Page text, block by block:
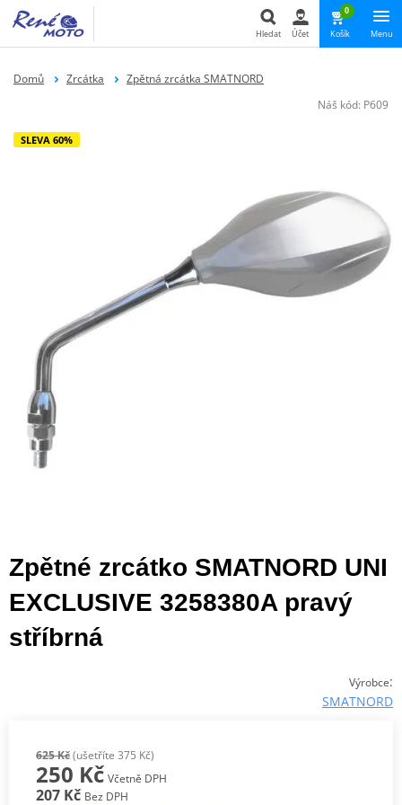
Hledat Účet
0
Košík Menu
Domů Zrcátka
Zpětná zrcátka SMATNORD
Náš kód: P609
SLEVA 60%
Zpětné zrcátko SMATNORD UNI
EXCLUSIVE 3258380A pravý
stříbrná
Výrobce:
SMATNORD
625 Kč(ušetříte 375 Kč)
250 Kč Včetně DPH
207 Kč Bez DPH